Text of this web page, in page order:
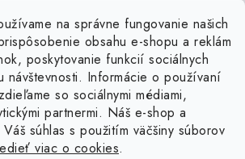
na správne fungovanie našich
obsahu e-shopu a reklám
poskytovanie funkcií sociálnych
návštevnosti. Informácie o používaní
so sociálnymi médiami,
partnermi. Náš e-shop a
súhlas s použitím väčšiny súborov
viac o cookies.